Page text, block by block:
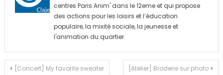
centres Paris Anim' dans le 12eme et qui propose
des actions pour les loisirs et l’éducation
populaire, la mixité sociale, la jeunesse et
l'animation du quartier.
Navigation
[Concert] My favorite sweater [Atelier] Broderie sur photo